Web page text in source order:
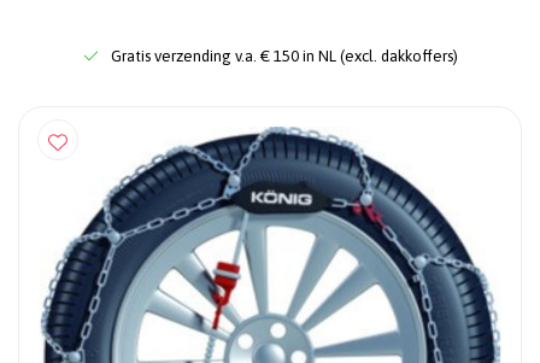
Gratis verzending v.a. € 150 in NL (excl. dakkoffers)